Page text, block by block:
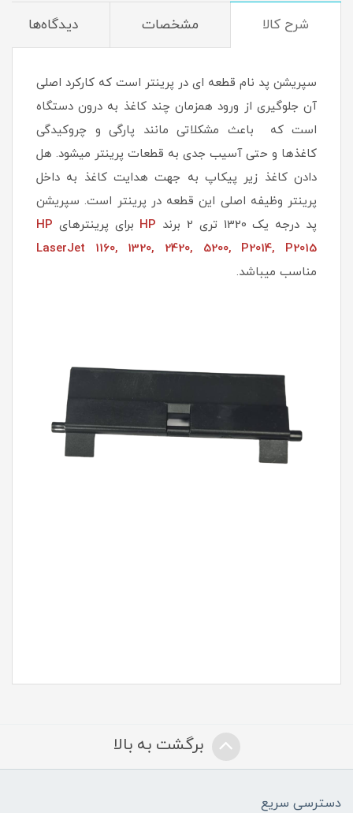
شرح کالا مشخصات دیدگاه‌ها
سپریشن پد نام قطعه ای در پرینتر است که کارکرد اصلی
آن جلوگیری از ورود همزمان چند کاغذ به درون دستگاه
است که باعث مشکلاتی مانند پارگی و چروکیدگی
کاغذها و حتی آسیب جدی به قطعات پرینتر میشود. هل
دادن کاغذ زیر پیکاپ به جهت هدایت کاغذ به داخل
پرینتر وظیفه اصلی این قطعه در پرینتر است. سپریشن
پد درجه یک 1320 تری 2 برند
HP برای پرینترهای HP
LaserJet 1160, 1320, 2420, 5200, P2014, P2015
مناسب میباشد.
برگشت به بالا
دسترسی سریع